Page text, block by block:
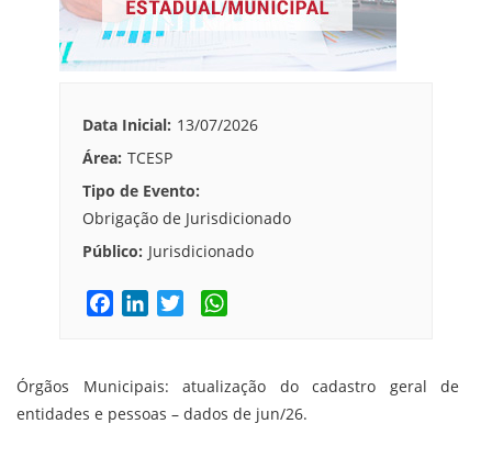
Data Inicial: 13/07/2026
Área: TCESP
Tipo de Evento:
Obrigação de Jurisdicionado
Público: Jurisdicionado
e
b
k
e
t
t
t
s
Órgãos Municipais: atualização do cadastro geral de
entidades e pessoas – dados de jun/26.